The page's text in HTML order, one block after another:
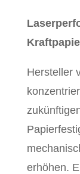
Hersteller
erhöhen.